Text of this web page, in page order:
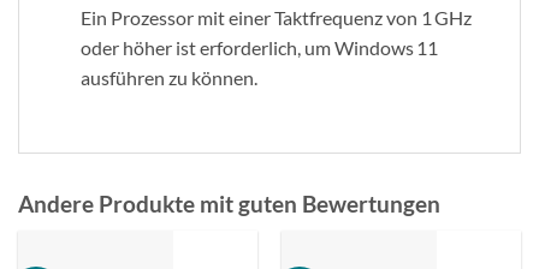
Ein Prozessor mit einer Taktfrequenz von 1 GHz
oder höher ist erforderlich, um Windows 11
ausführen zu können.
Andere Produkte mit guten Bewertungen